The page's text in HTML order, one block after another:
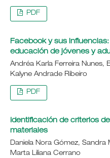
PDF
Facebook y sus
educación de jóvenes y
Andréa Karla Ferreira Nunes,
Kalyne Andrade Ribeiro
PDF
Identificación de criterios
materiales
Daniela Nora Gómez, Sandra
Marta Liliana Cerrano